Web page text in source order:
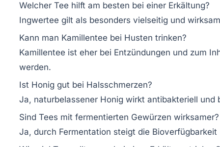
Welcher Tee hilft am besten bei einer Erkältung?
Ingwertee gilt als besonders vielseitig und
Kann man Kamillentee bei Husten trinken?
Kamillentee ist eher bei Entzündungen und zum
werden.
Ist Honig gut bei Halsschmerzen?
Ja, naturbelassener Honig wirkt antibakteriell und
Sind Tees mit fermentierten Gewürzen wirksamer?
Ja, durch Fermentation steigt die